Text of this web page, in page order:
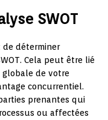
SWOT
de déterminer
Cela peut être lié
globale de votre
concurrentiel.
prenantes qui
ou affectées